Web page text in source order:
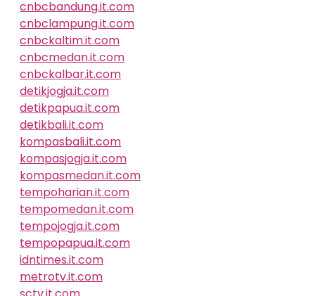
cnbcbandung.it.com
cnbclampung.it.com
cnbckaltim.it.com
cnbcmedan.it.com
cnbckalbar.it.com
detikjogja.it.com
detikpapua.it.com
detikbali.it.com
kompasbali.it.com
kompasjogja.it.com
kompasmedan.it.com
tempoharian.it.com
tempomedan.it.com
tempojogja.it.com
tempopapua.it.com
idntimes.it.com
metrotv.it.com